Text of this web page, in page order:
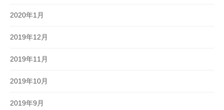
2020年1月
2019年12月
2019年11月
2019年10月
2019年9月